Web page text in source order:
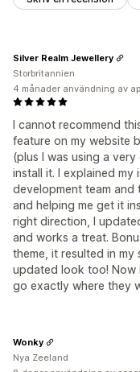
I cannot recommend
feature on my website
(plus I was using a
install it. I explained my
development team
and helping me get it
right direction, I
and works a treat.
theme, it resulted in
updated look too! Now
go exactly where they
Silver Realm Jewellery
Storbritannien
4 månader användning av
Wonky
Nya Zeeland